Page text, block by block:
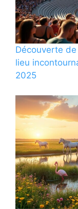
Découverte
lieu
2025